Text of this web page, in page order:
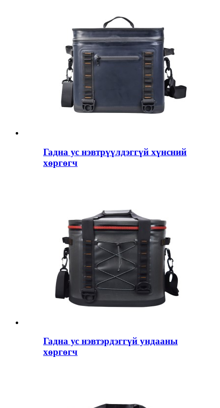
Гадна ус нэвтрүүлдэггүй хүнсний
хөргөгч
Гадна ус нэвтэрдэггүй ундааны
хөргөгч